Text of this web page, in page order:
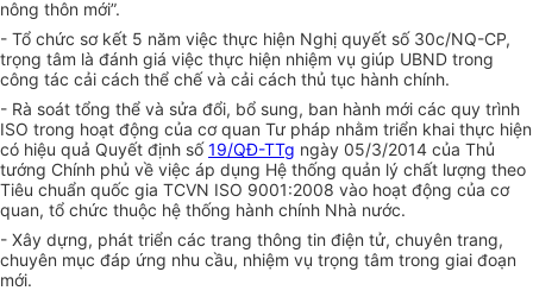
nông thôn mới”.
- Tổ chức sơ kết 5 năm việc thực hiện Nghị quyết số 30c/NQ-CP,
trọng tâm là đánh giá việc thực hiện nhiệm vụ giúp UBND trong
công tác cải cách thể chế và cải cách thủ tục hành chính.
- Rà soát tổng thể và sửa đổi, bổ sung, ban hành mới các quy trình
ISO trong hoạt động của cơ quan Tư pháp nhằm triển khai thực hiện
có hiệu quả Quyết định số19/QĐ-TTg ngày 05/3/2014 của Thủ
tướng Chính phủ về việc áp dụng Hệ thống quản lý chất lượng theo
Tiêu chuẩn quốc gia TCVN ISO 9001:2008 vào hoạt động của cơ
quan, tổ chức thuộc hệ thống hành chính Nhà nước.
- Xây dựng, phát triển các trang thông tin điện tử, chuyên trang,
chuyên mục đáp ứng nhu cầu, nhiệm vụ trọng tâm trong giai đoạn
mới.